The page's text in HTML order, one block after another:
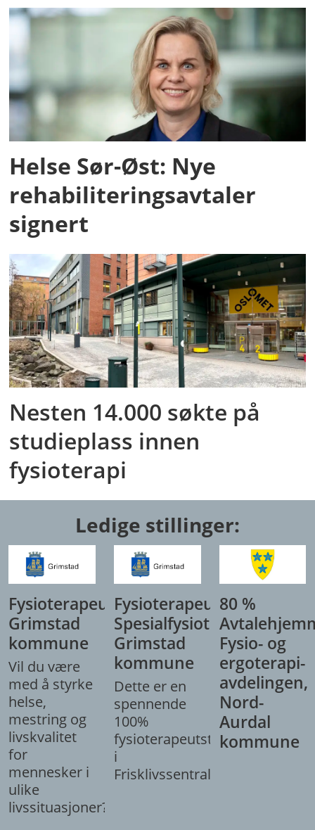
Helse Sør-Øst: Nye
rehabiliteringsavtaler
signert
Nesten 14.000 søkte på
studieplass innen
fysioterapi
Ledige stillinger:
Fysioterapeut,
Grimstad
kommune
Vil du være
med å styrke
helse,
mestring og
livskvalitet
for
mennesker i
ulike
livssituasjoner?
Fysioterapeut/
Spesialfysioterapeut,
Grimstad
kommune
Dette er en
spennende
100%
fysioterapeutstilling
i
Frisklivssentralen.
80 %
Fysio- og
ergoterapi-
avdelingen,
Nord-
Aurdal
kommune